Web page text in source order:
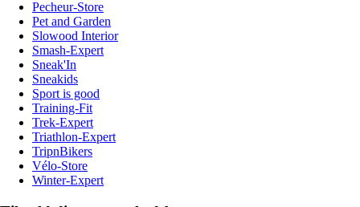
Pecheur-Store
Pet and Garden
Slowood Interior
Smash-Expert
Sneak'In
Sneakids
Sport is good
Training-Fit
Trek-Expert
Triathlon-Expert
TripnBikers
Vélo-Store
Winter-Expert